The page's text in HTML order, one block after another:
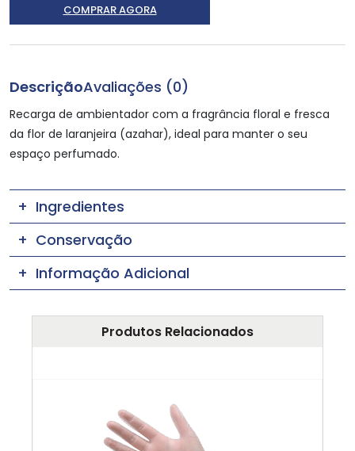
COMPRAR AGORA
DescriçãoAvaliações (0)
Recarga de ambientador com a fragrância floral e fresca
da flor de laranjeira (azahar), ideal para manter o seu
espaço perfumado.
Ingredientes
Conservação
Informação Adicional
Produtos Relacionados